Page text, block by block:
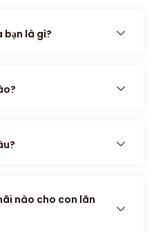
là gì?
nào cho con lăn